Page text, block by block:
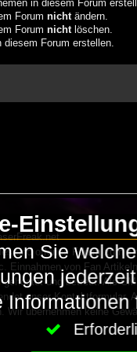
in diesem Forum
Forum nicht ändern.
Forum nicht löschen.
diesem Forum erstellen.
und offenes Forum zum
Einnahmen von Fan
gehostet und betreut. Als
unser
Wir übernehmen keine
Sie